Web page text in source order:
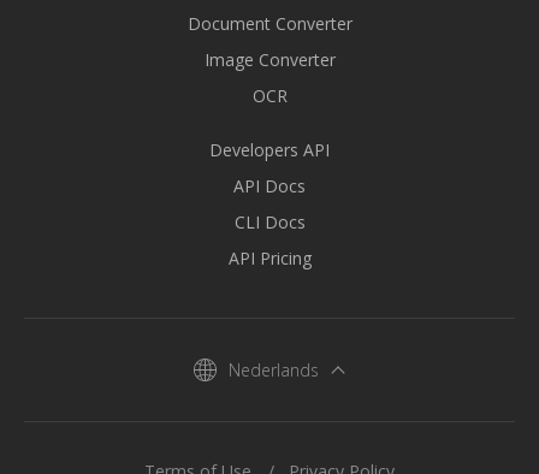
Document Converter
Image Converter
OCR
Developers API
API Docs
CLI Docs
API Pricing
Nederlands